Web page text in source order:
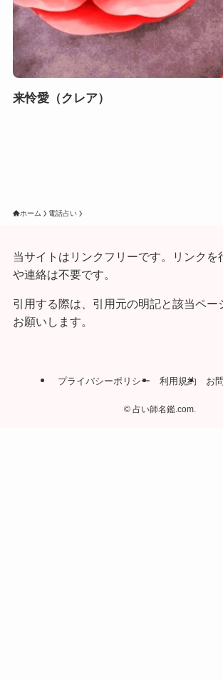
来怜愛（クレア）
ホーム 電話占い
当サイトはリンクフリーです。リンクを
や連絡は不要です。
引用する際は、引用元の明記と該当ペー
お願いします。
プライバシーポリシー 利用規約 お
©占い師名鑑.com.